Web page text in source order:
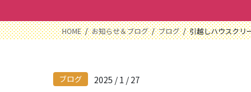
HOME お知らせ＆ブログ ブログ 引越しハウスクリ
ブログ 2025 / 1 / 27